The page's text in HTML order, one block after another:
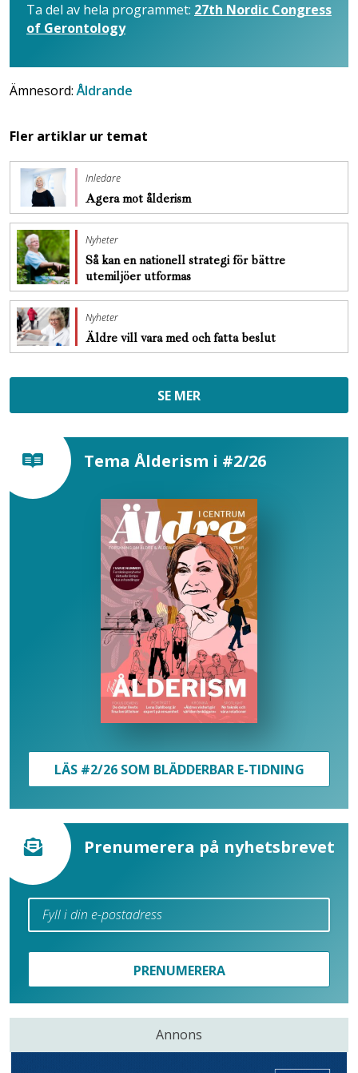
Ta del av hela programmet: 27th Nordic Congress
of Gerontology
Ämnesord:Åldrande
Fler artiklar ur temat
Inledare
Agera mot ålderism
Nyheter
Så kan en nationell strategi för bättre
utemiljöer utformas
Nyheter
Äldre vill vara med och fatta beslut
SE MER
Tema Ålderism i #2/26
LÄS #2/26 SOM BLÄDDERBAR E-TIDNING
Prenumerera på nyhetsbrevet
PRENUMERERA
Annons